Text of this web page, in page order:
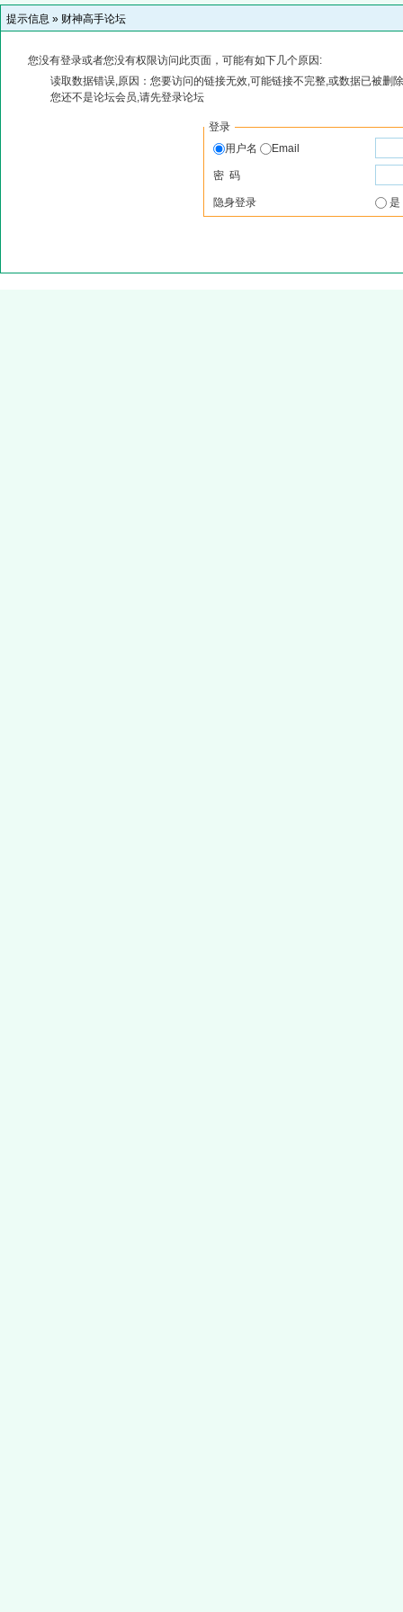
提示信息 » 财神高手论坛
您没有登录或者您没有权限访问此页面，可能有如下几个原因:
读取数据错误,原因：您要访问的链接无效,可能链接不完整,或数据已被删
您还不是论坛会员,请先登录论坛
登录
用户名
Email
密 码
隐身登录